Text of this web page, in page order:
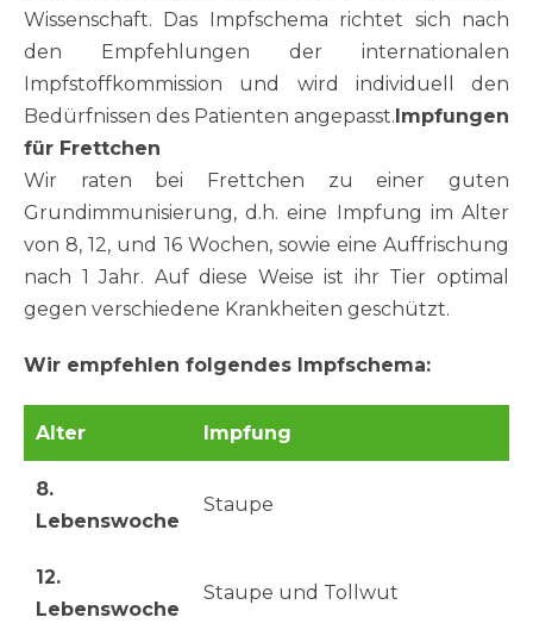
Wissenschaft. Das Impfschema richtet sich nach
den Empfehlungen der internationalen
Impfstoffkommission und wird individuell den
Bedürfnissen des Patienten angepasst.Impfungen
für Frettchen
Wir raten bei Frettchen zu einer guten
Grundimmunisierung, d.h. eine Impfung im Alter
von 8, 12, und 16 Wochen, sowie eine Auffrischung
nach 1 Jahr. Auf diese Weise ist ihr Tier optimal
gegen verschiedene Krankheiten geschützt.
Wir empfehlen folgendes Impfschema:
Alter Impfung
8.
Lebenswoche
Staupe
12.
Lebenswoche
Staupe und Tollwut